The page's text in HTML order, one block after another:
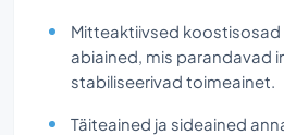
Mitteaktiivsed
abiained, mis parandavad
stabiliseerivad toimeainet.
Täiteained ja sideained